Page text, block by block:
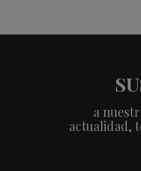
a
actualidad,